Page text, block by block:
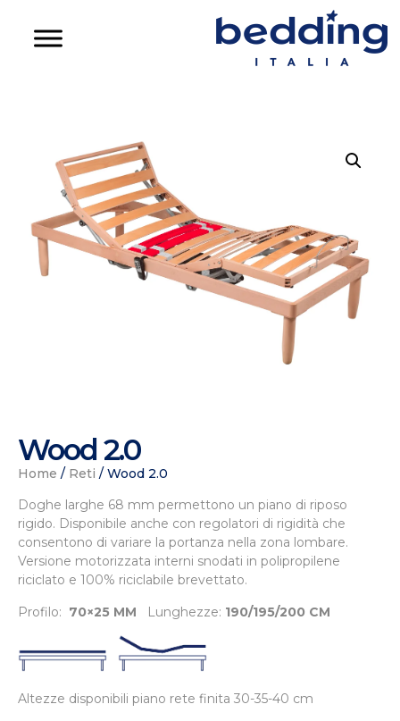
Wood 2.0
Home / Reti / Wood 2.0
Doghe larghe 68 mm permettono un piano di riposo
rigido. Disponibile anche con regolatori di rigidità che
consentono di variare la portanza nella zona lombare.
Versione motorizzata interni snodati in polipropilene
riciclato e 100% riciclabile brevettato.
Profilo: 70×25 MM Lunghezze: 190/195/200 CM
Altezze disponibili piano rete finita 30-35-40 cm